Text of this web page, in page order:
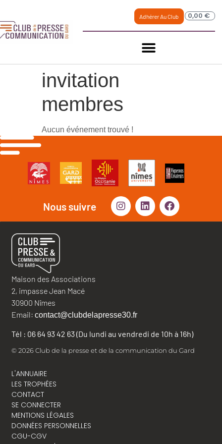
Adhérer Au Club 0,00 €
invitation
membres
Aucun événement trouvé !
Nous suivre
Maison des Associations
2, impasse Jean Macé
30900 Nîmes
Email: contact@clubdelapresse30.fr
Tél : 06 64 93 42 63 (Du lundi au vendredi de 10h à 16h)
© 2026 Club de la presse et de la communication du Gard
L'ANNUAIRE
LES TROPHÉES
CONTACT
SE CONNECTER
MENTIONS LÉGALES
DONNÉES PERSONNELLES
CGU-CGV